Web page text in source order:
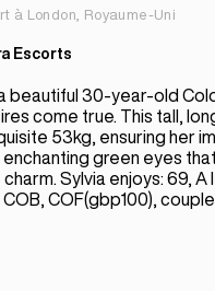
à London, Royaume-Uni
Escorts
beautiful 30-year-old
come true. This tall,
53kg, ensuring her
green eyes
Sylvia enjoys: 69, A
COF(gbp100),